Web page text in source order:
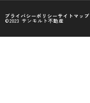
プライバシーポリシーサイトマップ
©2023 サンモルト不動産